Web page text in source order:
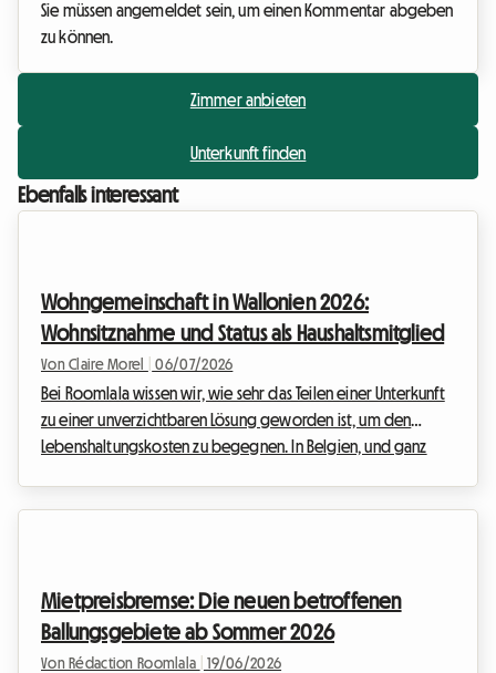
Sie müssen angemeldet sein, um einen Kommentar abgeben
zu können.
Zimmer anbieten
Unterkunft finden
Ebenfalls interessant
Wohngemeinschaft in Wallonien 2026:
Wohnsitznahme und Status als Haushaltsmitglied
Von Claire Morel 06/07/2026
Bei Roomlala wissen wir, wie sehr das Teilen einer Unterkunft
zu einer unverzichtbaren Lösung geworden ist, um den
Lebenshaltungskosten zu begegnen. In Belgien, und ganz
administrativer und rechtlicher Ebene. Im Mittelpunk...
Mietpreisbremse: Die neuen betroffenen
Ballungsgebiete ab Sommer 2026
Von Rédaction Roomlala 19/06/2026